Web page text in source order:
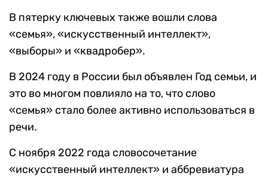
В пятерку ключевых также вошли слова
«семья», «искусственный интеллект»,
«выборы» и «квадробер».
В 2024 году в России был объявлен Год семьи, и
это во многом повлияло на то, что слово
«семья» стало более активно использоваться в
речи.
С ноября 2022 года словосочетание
«искусственный интеллект» и аббревиатура